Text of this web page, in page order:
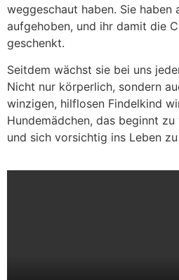
weggeschaut haben. Sie haben
aufgehoben, und ihr damit die
geschenkt.
Seitdem wächst sie bei uns
Nicht nur körperlich, sondern
winzigen, hilflosen Findelkind
Hundemädchen, das beginnt
und sich vorsichtig ins Leben